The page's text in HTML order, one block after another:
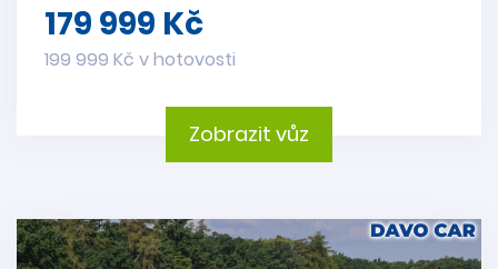
179 999 Kč
199 999 Kč v hotovosti
Zobrazit vůz